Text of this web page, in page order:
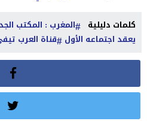
كلمات دليلية
المغرب : المكتب
يعقد اجتماعه الأول قناة العرب